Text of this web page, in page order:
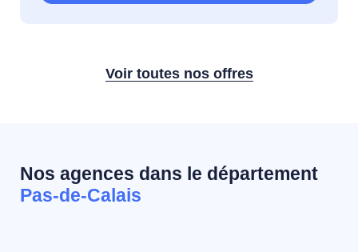
Voir toutes nos offres
Nos agences dans le département
Pas-de-Calais